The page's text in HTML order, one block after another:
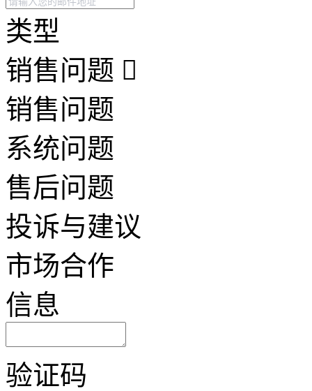
类型
销售问题
销售问题
系统问题
售后问题
投诉与建议
市场合作
信息
验证码